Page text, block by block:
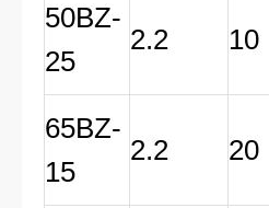
50BZ-
25
2.2 10
65BZ-
15
2.2 20